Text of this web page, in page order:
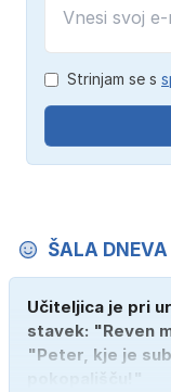
Strinjam se s
ŠALA DNEVA
Učiteljica je pri
stavek: "Reven
"Peter, kje je